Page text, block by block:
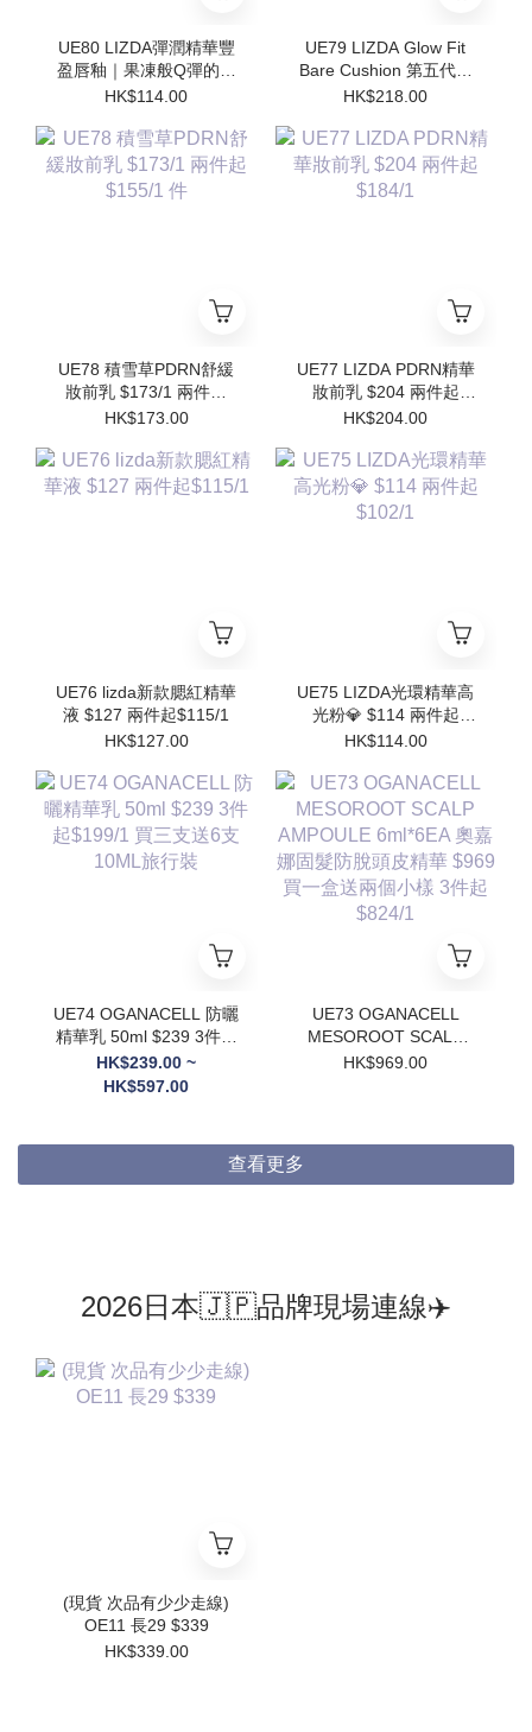
UE80 LIZDA彈潤精華豐
盈唇釉｜果凍般Q彈的護
唇魔法✨$114/1 兩件起
HK$114.00
UE79 LIZDA Glow Fit
Bare Cushion 第五代閃
亮氣墊 $218 兩件起
Refill)
HK$218.00
UE78 積雪草PDRN舒緩
妝前乳 $173/1 兩件起
$155/1 件
HK$173.00
UE77 LIZDA PDRN精華
妝前乳 $204 兩件起
$184/1
HK$204.00
UE76 lizda新款腮紅精華
液 $127 兩件起$115/1
HK$127.00
UE75 LIZDA光環精華高
光粉💎 $114 兩件起
$102/1
HK$114.00
UE74 OGANACELL 防曬
精華乳 50ml $239 3件起
$199/1 買三支送6支
10ML旅行裝
HK$239.00 ~
HK$597.00
UE73 OGANACELL
MESOROOT SCALP
AMPOULE 6ml*6EA 奧
HK$969.00
查看更多
2026日本🇯🇵品牌現場連線✈️
(現貨 次品有少少走線)
OE11 長29 $339
HK$339.00